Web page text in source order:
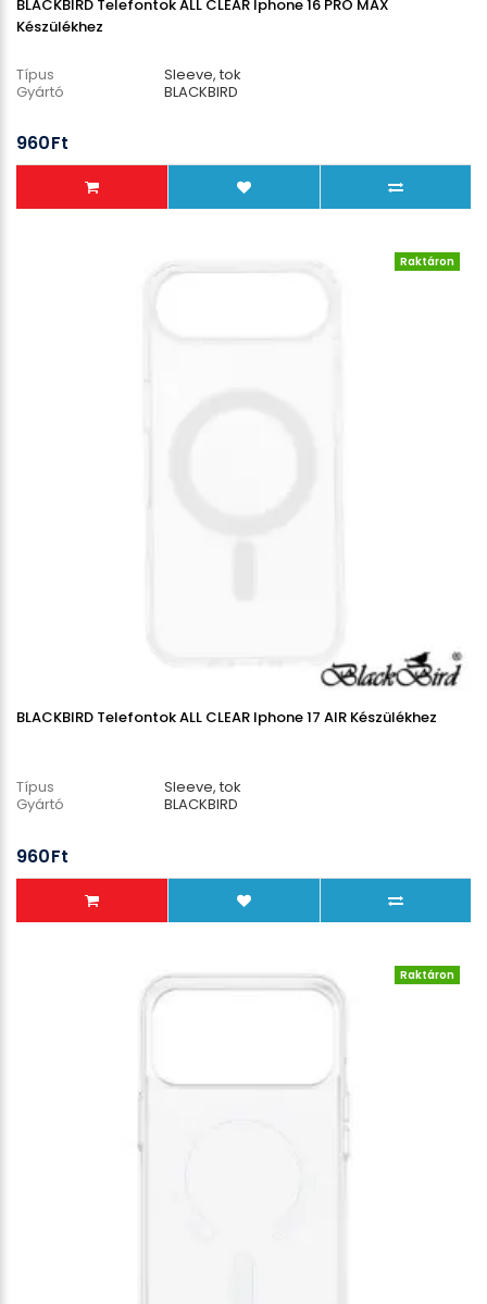
BLACKBIRD Telefontok ALL CLEAR Iphone 16 PRO MAX
Készülékhez
Típus
Sleeve, tok
Gyártó
BLACKBIRD
960Ft
Raktáron
BLACKBIRD Telefontok ALL CLEAR Iphone 17 AIR Készülékhez
Típus
Sleeve, tok
Gyártó
BLACKBIRD
960Ft
Raktáron